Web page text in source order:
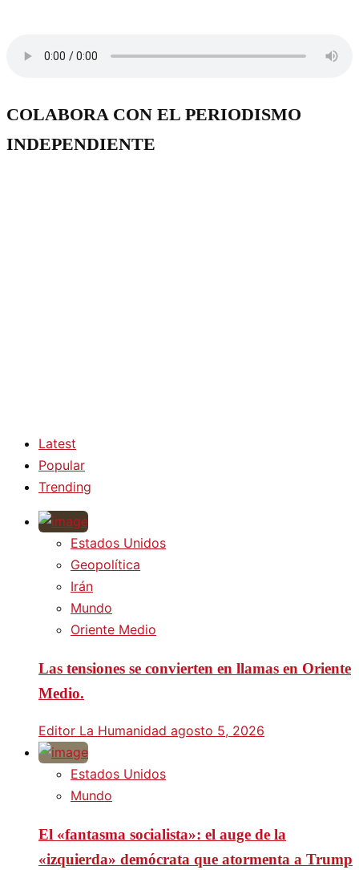
COLABORA CON EL PERIODISMO
INDEPENDIENTE
Latest
Popular
Trending
Estados Unidos
Geopolítica
Irán
Mundo
Oriente Medio
Las tensiones se convierten en llamas en Oriente
Medio.
Editor La Humanidad agosto 5, 2026
Estados Unidos
Mundo
El «fantasma socialista»: el auge de la
«izquierda» demócrata que atormenta a Trump